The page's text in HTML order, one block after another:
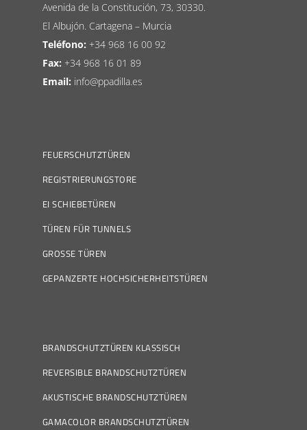
Avenida de la Constitución, 73, 30330.
El Albujón. Cartagena – Murcia
Teléfono: +34 968 16 00 92
Fax: +34 968 16 01 89
Email: info@ppadilla.es
FEUERSCHUTZTÜREN
REGISTRIERUNGSTORE
EI SCHIEBETÜREN
TÜREN FÜR TUNNELS
GROSSE TÜREN
GEPANZERTE HOCHSICHERHEITSTÜREN
BRANDSCHUTZTÜREN KLASSISCH
REVERSIBLE BRANDSCHUTZTÜREN
AKUSTISCHE BRANDSCHUTZTÜREN
GAMACOLOR BRANDSCHUTZTÜREN